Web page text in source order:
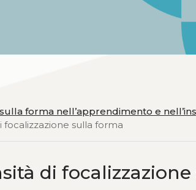
forma nell’apprendimento e
focalizzazione sulla forma
di